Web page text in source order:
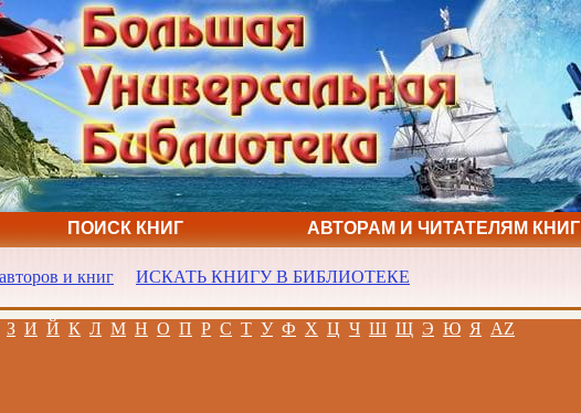
ПОИСК КНИГ АВТОРАМ И ЧИТАТЕЛЯМ КНИГ
и книг ИСКАТЬ КНИГУ В БИБЛИОТЕКЕ
З И Й К Л М Н О П Р С Т У Ф Х Ц Ч Ш Щ Э Ю Я AZ